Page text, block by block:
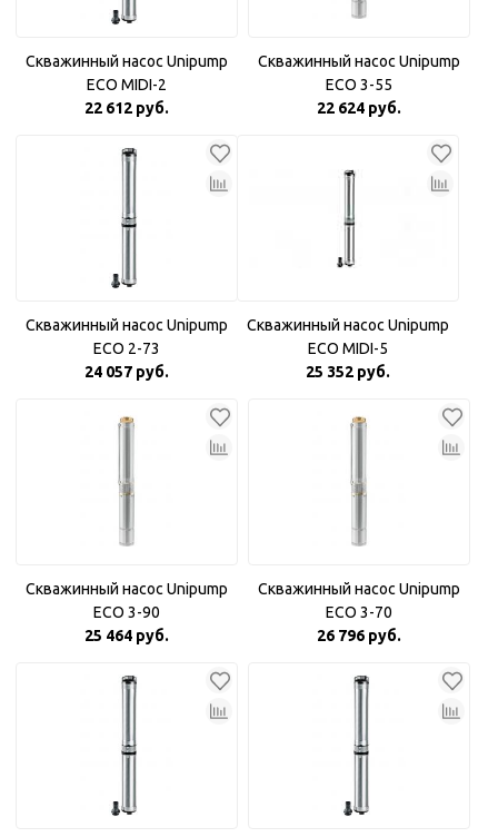
Скважинный насос Unipump
ECO MIDI-2
22 612 руб.
Скважинный насос Unipump
ECO 3-55
22 624 руб.
Скважинный насос Unipump
ECO 2-73
24 057 руб.
Скважинный насос Unipump
ECO MIDI-5
25 352 руб.
Скважинный насос Unipump
ECO 3-90
25 464 руб.
Скважинный насос Unipump
ECO 3-70
26 796 руб.